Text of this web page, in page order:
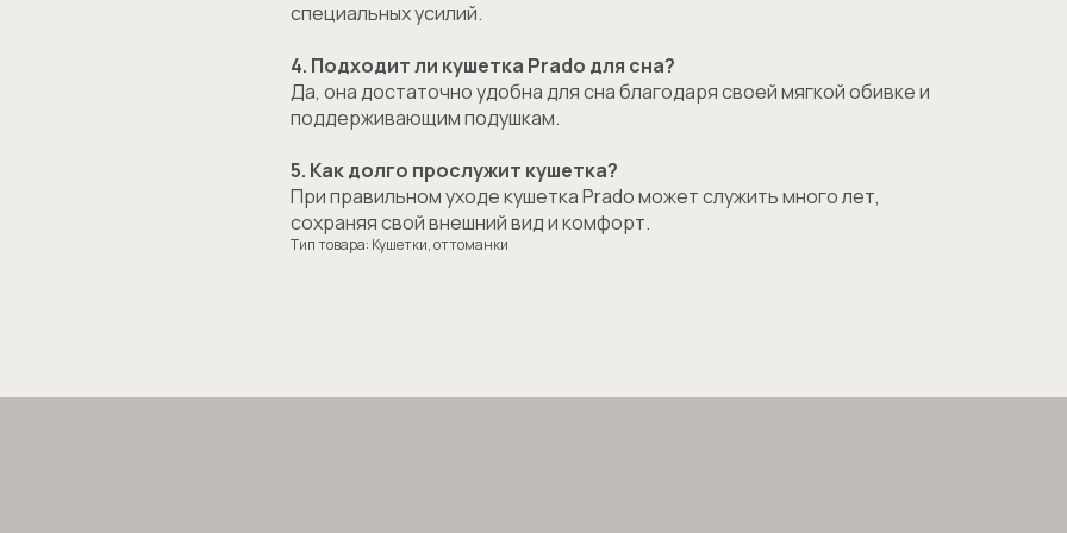
специальных усилий.
4. Подходит ли кушетка Prado для сна?
Да, она достаточно удобна для сна благодаря своей мягкой обивке и
поддерживающим подушкам.
5. Как долго прослужит кушетка?
При правильном уходе кушетка Prado может служить много лет,
сохраняя свой внешний вид и комфорт.
Тип товара: Кушетки, оттоманки
mb@estee-design.ru
+7(495)868 38 30 +86 199 2568 0024